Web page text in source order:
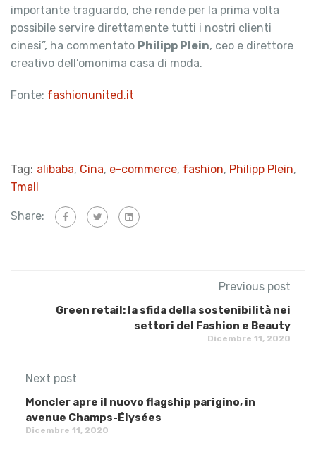
importante traguardo, che rende per la prima volta
possibile servire direttamente tutti i nostri clienti
cinesi”, ha commentato Philipp Plein, ceo e direttore
creativo dell’omonima casa di moda.
Fonte: fashionunited.it
Tag: alibaba, Cina, e-commerce, fashion, Philipp Plein,
Tmall
Share:
Previous post
Green retail: la sfida della sostenibilità nei
settori del Fashion e Beauty
Dicembre 11, 2020
Next post
Moncler apre il nuovo flagship parigino, in
avenue Champs-Élysées
Dicembre 11, 2020